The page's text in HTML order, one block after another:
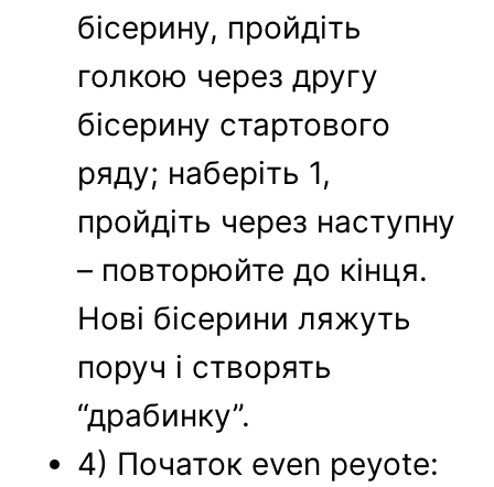
бісерину, пройдіть
голкою через другу
бісерину стартового
ряду; наберіть 1,
пройдіть через наступну
– повторюйте до кінця.
Нові бісерини ляжуть
поруч і створять
“драбинку”.
4) Початок even peyote: